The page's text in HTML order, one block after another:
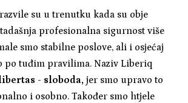
su u trenutku kada su obje
profesionalna sigurnost više
smo stabilne poslove, ali i osjećaj
po tuđim pravilima. Naziv Liberiq
- sloboda, jer smo upravo to
i osobno. Također smo htjele